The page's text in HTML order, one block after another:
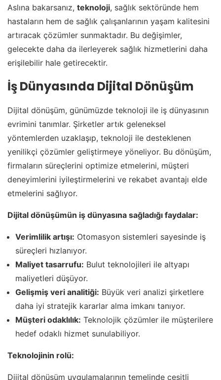
Aslına bakarsanız, teknoloji, sağlık sektöründe hem
hastaların hem de sağlık çalışanlarının yaşam kalitesini
artıracak çözümler sunmaktadır. Bu değişimler,
gelecekte daha da ilerleyerek sağlık hizmetlerini daha
erişilebilir hale getirecektir.
İş Dünyasında Dijital Dönüşüm
Dijital dönüşüm, günümüzde teknoloji ile iş dünyasının
evrimini tanımlar. Şirketler artık geleneksel
yöntemlerden uzaklaşıp, teknoloji ile desteklenen
yenilikçi çözümler geliştirmeye yöneliyor. Bu dönüşüm,
firmaların süreçlerini optimize etmelerini, müşteri
deneyimlerini iyileştirmelerini ve rekabet avantajı elde
etmelerini sağlıyor.
Dijital dönüşümün iş dünyasına sağladığı faydalar:
Verimlilik artışı: Otomasyon sistemleri sayesinde iş
süreçleri hızlanıyor.
Maliyet tasarrufu: Bulut teknolojileri ile altyapı
maliyetleri düşüyor.
Gelişmiş veri analitiği: Büyük veri analizi şirketlere
daha iyi stratejik kararlar alma imkanı tanıyor.
Müşteri odaklılık: Teknolojik çözümler ile müşterilere
hedef odaklı hizmet sunulabiliyor.
Teknolojinin rolü:
Dijital dönüşüm uygulamalarının temelinde çeşitli